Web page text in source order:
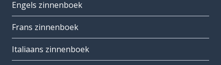
Engels zinnenboek
Frans zinnenboek
Italiaans zinnenboek